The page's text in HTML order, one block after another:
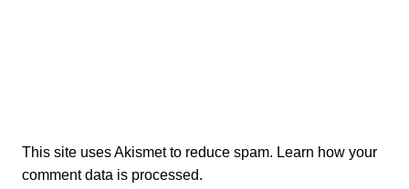
This site uses Akismet to reduce spam. Learn how your
comment data is processed.